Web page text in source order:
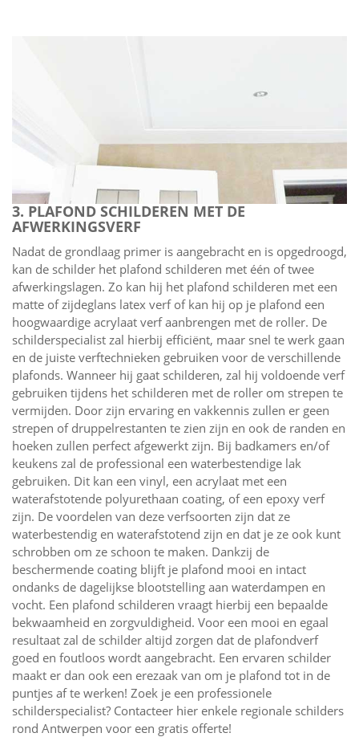
3. PLAFOND SCHILDEREN MET DE
AFWERKINGSVERF
Nadat de grondlaag primer is aangebracht en is opgedroogd,
kan de schilder het plafond schilderen met één of twee
afwerkingslagen. Zo kan hij het plafond schilderen met een
matte of zijdeglans latex verf of kan hij op je plafond een
hoogwaardige acrylaat verf aanbrengen met de roller. De
schilderspecialist zal hierbij efficiënt, maar snel te werk gaan
en de juiste verftechnieken gebruiken voor de verschillende
plafonds. Wanneer hij gaat schilderen, zal hij voldoende verf
gebruiken tijdens het schilderen met de roller om strepen te
vermijden. Door zijn ervaring en vakkennis zullen er geen
strepen of druppelrestanten te zien zijn en ook de randen en
hoeken zullen perfect afgewerkt zijn. Bij badkamers en/of
keukens zal de professional een waterbestendige lak
gebruiken. Dit kan een vinyl, een acrylaat met een
waterafstotende polyurethaan coating, of een epoxy verf
zijn. De voordelen van deze verfsoorten zijn dat ze
waterbestendig en waterafstotend zijn en dat je ze ook kunt
schrobben om ze schoon te maken. Dankzij de
beschermende coating blijft je plafond mooi en intact
ondanks de dagelijkse blootstelling aan waterdampen en
vocht. Een plafond schilderen vraagt hierbij een bepaalde
bekwaamheid en zorgvuldigheid. Voor een mooi en egaal
resultaat zal de schilder altijd zorgen dat de plafondverf
goed en foutloos wordt aangebracht. Een ervaren schilder
maakt er dan ook een erezaak van om je plafond tot in de
puntjes af te werken! Zoek je een professionele
schilderspecialist? Contacteer hier enkele regionale schilders
rond Antwerpen voor een gratis offerte!